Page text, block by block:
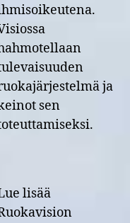
ja
sen
lisää